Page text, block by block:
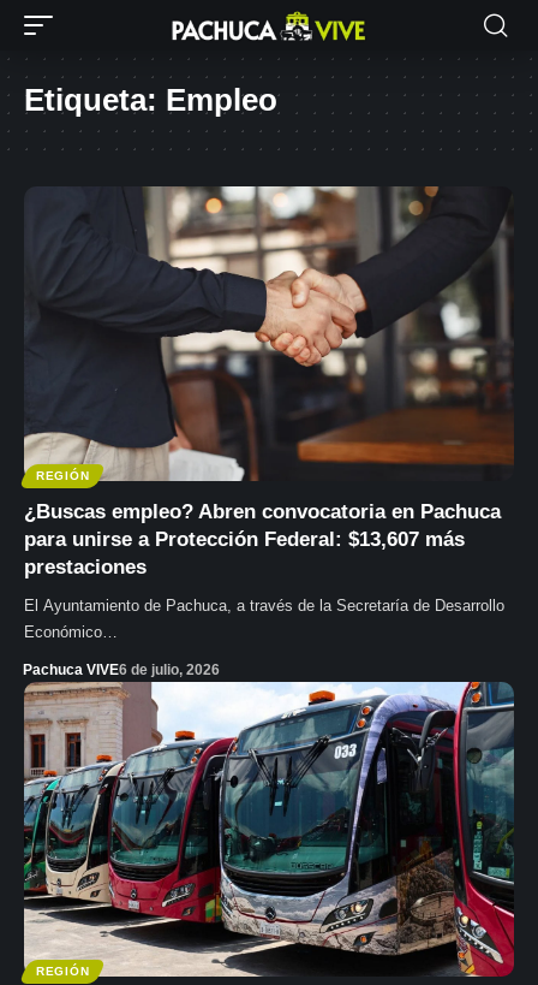
Etiqueta: Empleo
REGIÓN
¿Buscas empleo? Abren convocatoria en Pachuca
para unirse a Protección Federal: $13,607 más
prestaciones
El Ayuntamiento de Pachuca, a través de la Secretaría de Desarrollo
Económico…
Pachuca VIVE6 de julio, 2026
REGIÓN